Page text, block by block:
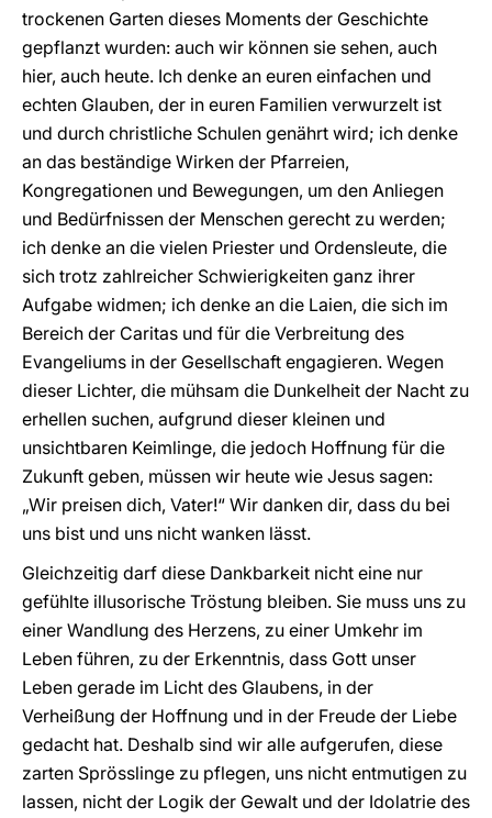
trockenen Garten dieses Moments der Geschichte
gepflanzt wurden: auch wir können sie sehen, auch
hier, auch heute. Ich denke an euren einfachen und
echten Glauben, der in euren Familien verwurzelt ist
und durch christliche Schulen genährt wird; ich denke
an das beständige Wirken der Pfarreien,
Kongregationen und Bewegungen, um den Anliegen
und Bedürfnissen der Menschen gerecht zu werden;
ich denke an die vielen Priester und Ordensleute, die
sich trotz zahlreicher Schwierigkeiten ganz ihrer
Aufgabe widmen; ich denke an die Laien, die sich im
Bereich der Caritas und für die Verbreitung des
Evangeliums in der Gesellschaft engagieren. Wegen
dieser Lichter, die mühsam die Dunkelheit der Nacht zu
erhellen suchen, aufgrund dieser kleinen und
unsichtbaren Keimlinge, die jedoch Hoffnung für die
Zukunft geben, müssen wir heute wie Jesus sagen:
„Wir preisen dich, Vater!“ Wir danken dir, dass du bei
uns bist und uns nicht wanken lässt.
Gleichzeitig darf diese Dankbarkeit nicht eine nur
gefühlte illusorische Tröstung bleiben. Sie muss uns zu
einer Wandlung des Herzens, zu einer Umkehr im
Leben führen, zu der Erkenntnis, dass Gott unser
Leben gerade im Licht des Glaubens, in der
Verheißung der Hoffnung und in der Freude der Liebe
gedacht hat. Deshalb sind wir alle aufgerufen, diese
zarten Sprösslinge zu pflegen, uns nicht entmutigen zu
lassen, nicht der Logik der Gewalt und der Idolatrie des